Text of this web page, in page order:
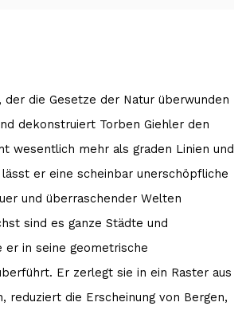
der die Gesetze der Natur überwunden
dekonstruiert Torben Giehler den
wesentlich mehr als graden Linien und
lässt er eine scheinbar unerschöpfliche
und überraschender Welten
sind es ganze Städte und
er in seine geometrische
Er zerlegt sie in ein Raster aus
reduziert die Erscheinung von Bergen,